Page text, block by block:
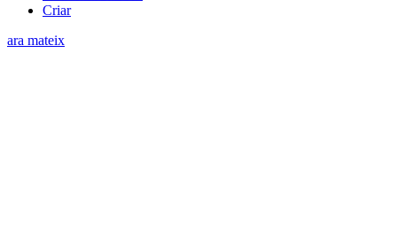
Criar
ara mateix